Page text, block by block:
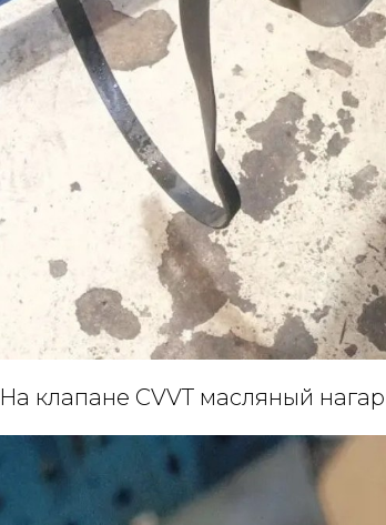
На клапане CVVT масляный нагар